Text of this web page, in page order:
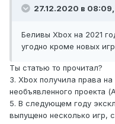
27.12.2020 в 08:09,
Беливы Xbox на 2021
угодно кроме новых
Ты статью то прочитал?
3. Xbox получила права
необъявленного проекта
5. В следующем году
выпущено несколько игр,